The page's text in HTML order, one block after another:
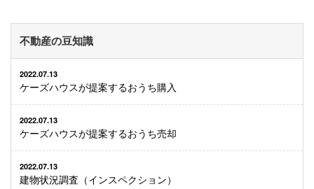
不動産の豆知識
2022.07.13
ケーズハウスが提案するおうち購入
2022.07.13
ケーズハウスが提案するおうち売却
2022.07.13
建物状況調査（インスペクション）